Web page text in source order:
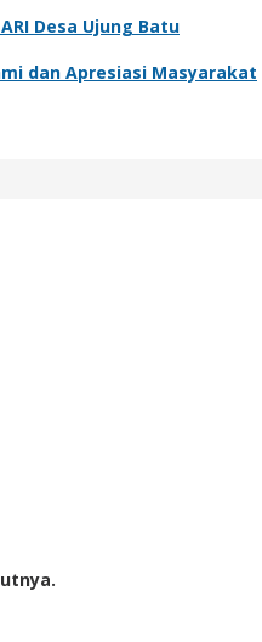
Desa Ujung Batu
dan Apresiasi Masyarakat